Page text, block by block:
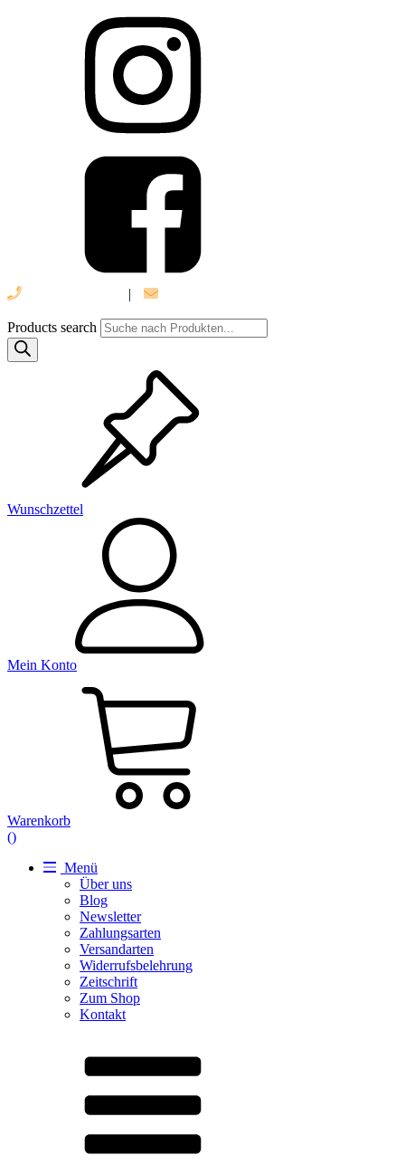
|
Products search
Wunschzettel
Mein Konto
Warenkorb
()
Menü
Über uns
Blog
Newsletter
Zahlungsarten
Versandarten
Widerrufsbelehrung
Zeitschrift
Zum Shop
Kontakt